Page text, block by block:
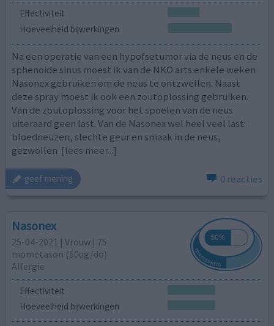
Effectiviteit
Hoeveelheid bijwerkingen
Na een operatie van een hypofsetumor via de neus en de
sphenoide sinus moest ik van de NKO arts enkele weken
Nasonex gebruiken om de neus te ontzwellen. Naast
deze spray moest ik ook een zoutoplossing gebruiken.
Van de zoutoplossing voor het spoelen van de neus
uiteraard geen last. Van de Nasonex wel heel veel last:
bloedneuzen, slechte geur en smaak in de neus,
gezwollen [lees meer...]
geef mening 0 reacties
Nasonex
25-04-2021 | Vrouw | 75
mometason (50ug/do)
Allergie
Effectiviteit
Hoeveelheid bijwerkingen